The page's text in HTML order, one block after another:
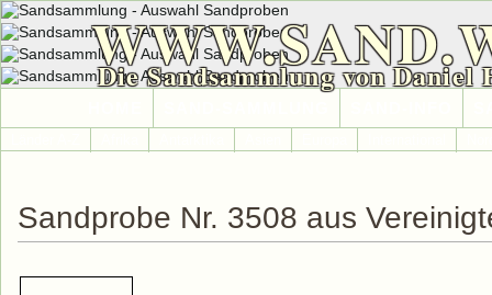
Die Sandsammlung von Daniel
Sandprobe Nr. 3508 aus